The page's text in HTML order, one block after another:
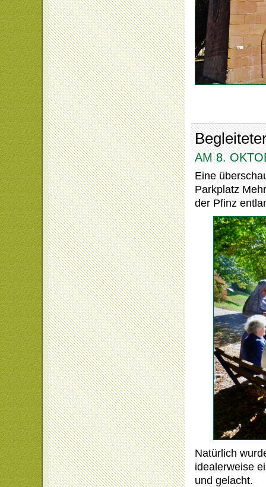
AM 8.
Eine
Parkplatz
der Pfinz
Natürlich
idealerweise
und gelacht.